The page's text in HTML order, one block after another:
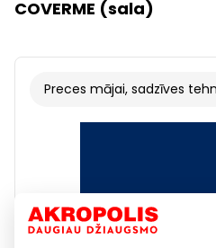
COVERME (sala)
Preces mājai, sadzīves